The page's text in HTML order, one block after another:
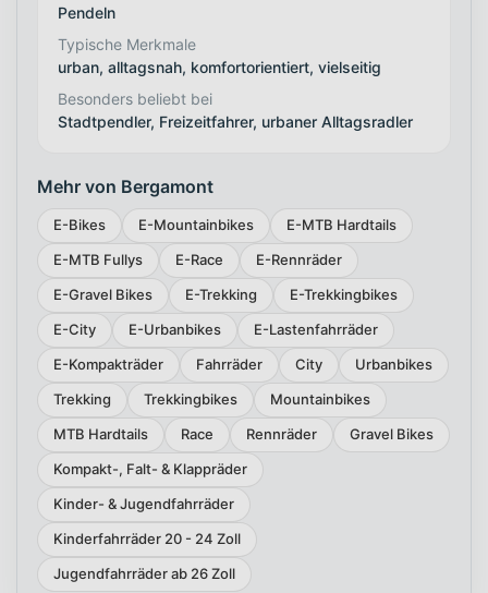
Pendeln
Typische Merkmale
urban, alltagsnah, komfortorientiert, vielseitig
Besonders beliebt bei
Stadtpendler, Freizeitfahrer, urbaner Alltagsradler
Mehr von Bergamont
E-Bikes E-Mountainbikes
E-MTB Hardtails
E-MTB Fullys
E-Race
E-Rennräder
E-Gravel Bikes
E-Trekking
E-Trekkingbikes
E-City
E-Urbanbikes
E-Lastenfahrräder
E-Kompakträder
Fahrräder City
Urbanbikes
Trekking
Trekkingbikes
Mountainbikes
MTB Hardtails
Race Rennräder
Gravel Bikes
Kompakt-, Falt- & Klappräder
Kinder- & Jugendfahrräder
Kinderfahrräder 20 - 24 Zoll
Jugendfahrräder ab 26 Zoll